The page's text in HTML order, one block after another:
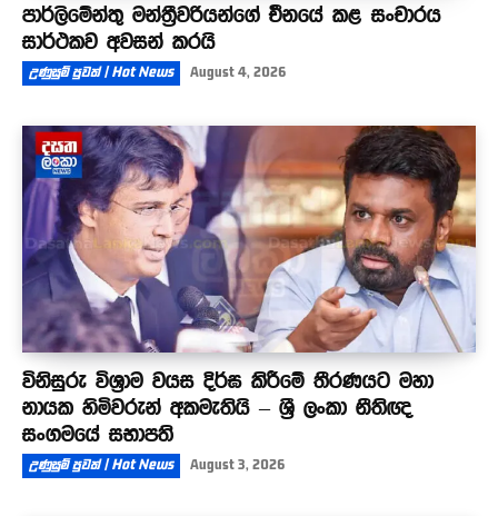
පාර්ලිමේන්තු මන්ත්‍රීවරියන්ගේ චීනයේ කළ සංචාරය
සාර්ථකව අවසන් කරයි
උණුසුම් පුවත් | Hot News August 4, 2026
විනිසුරු විශ්‍රාම වයස දිර්ඝ කිරීමේ තීරණයට මහා
නායක හිමිවරුන් අකමැතියි – ශ්‍රී ලංකා නීතිඥ
සංගමයේ සභාපති
උණුසුම් පුවත් | Hot News August 3, 2026